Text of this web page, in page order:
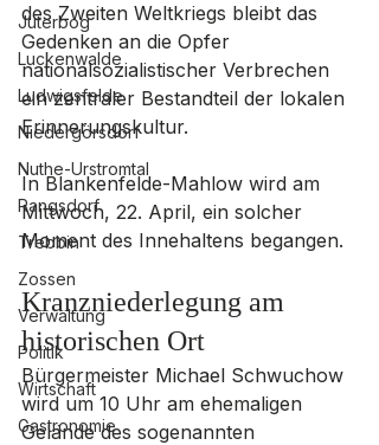
Jüterbog
Luckenwalde
Ludwigsfelde
Niedergörsdorf
Nuthe-Urstromtal
Rangsdorf
Trebbin
Zossen
Verwaltung
Politik
Wirtschaft
Gastronomie
des Zweiten Weltkriegs bleibt das
Gedenken an die Opfer
nationalsozialistischer Verbrechen
ein zentraler Bestandteil der lokalen
Erinnerungskultur.
In Blankenfelde-Mahlow wird am
Mittwoch, 22. April, ein solcher
Moment des Innehaltens begangen.
Kranzniederlegung am
historischen Ort
Bürgermeister Michael Schwuchow
wird um 10 Uhr am ehemaligen
Gelände des sogenannten